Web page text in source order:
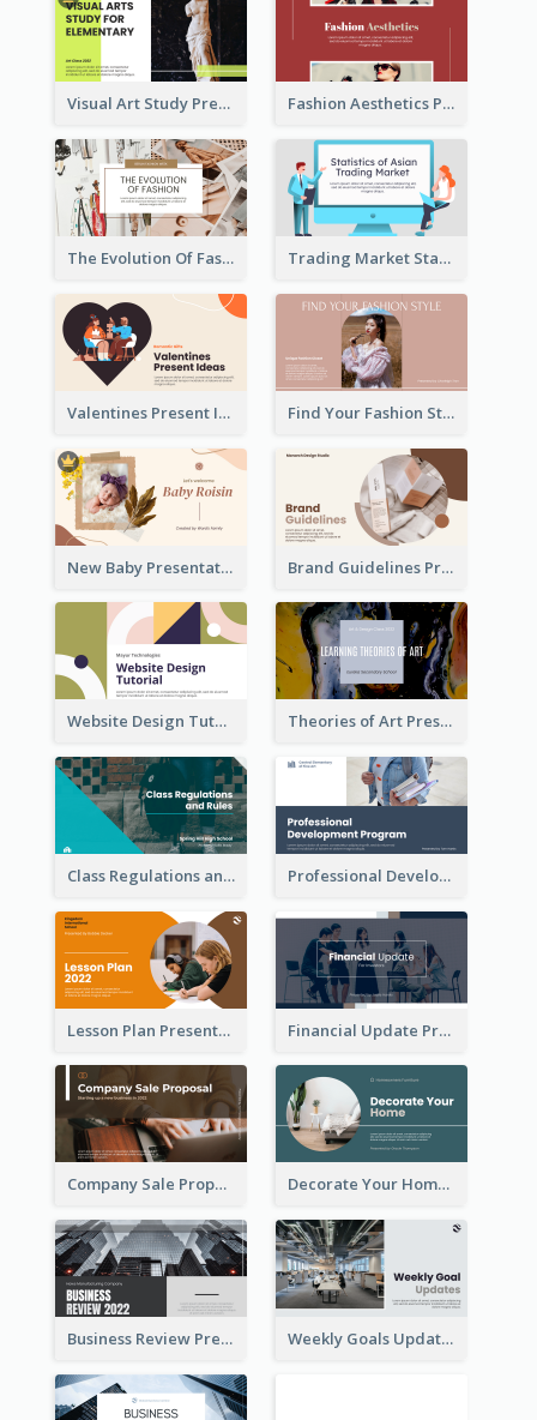
Visual Art Study Presentation Fashion Aesthetics Presentation
The Evolution Of Fashion Presentation Trading Market Statistics Presentation
Valentines Present Ideas Presentation Find Your Fashion Style Presentation
New Baby Presentation Brand Guidelines Presentation
Website Design Tutorial Presentation Theories of Art Presentation
Class Regulations and Rules Presentation Professional Development Program Presentation
Lesson Plan Presentation Financial Update Presentation
Company Sale Proposal Decorate Your Home Presentation
Business Review Presentations Weekly Goals Updates Presentation